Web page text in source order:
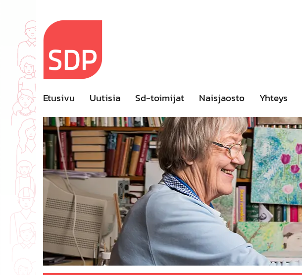
content
Etusivu Uutisia Sd-toimijat Naisjaosto Yhteys